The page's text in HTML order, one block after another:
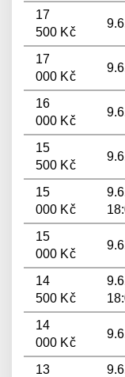
17
500 Kč
17
000 Kč
16
000 Kč
15
500 Kč
15
000 Kč
15
000 Kč
14
500 Kč
14
000 Kč
13